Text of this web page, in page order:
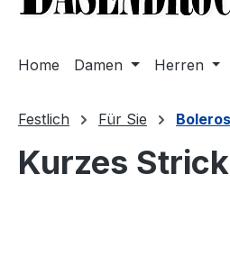
Home Damen Herren
Festlich Für Sie Boleros
Kurzes